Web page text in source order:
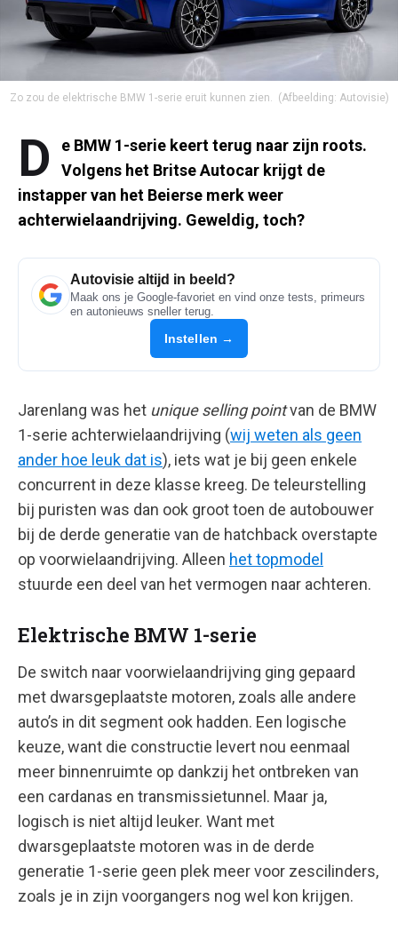
Zo zou de elektrische BMW 1-serie eruit kunnen zien. (Afbeelding: Autovisie)
D
e BMW 1-serie keert terug naar zijn roots.
Volgens het Britse Autocar krijgt de
instapper van het Beierse merk weer
achterwielaandrijving. Geweldig, toch?
Autovisie altijd in beeld?
Maak ons je Google-favoriet en vind onze tests, primeurs
en autonieuws sneller terug.
Instellen →
Jarenlang was het unique selling pointvan de BMW
1-serie achterwielaandrijving (wij weten als geen
ander hoe leuk dat is), iets wat je bij geen enkele
concurrent in deze klasse kreeg. De teleurstelling
bij puristen was dan ook groot toen de autobouwer
bij de derde generatie van de hatchback overstapte
op voorwielaandrijving. Alleen het topmodel
stuurde een deel van het vermogen naar achteren.
Elektrische BMW 1-serie
De switch naar voorwielaandrijving ging gepaard
met dwarsgeplaatste motoren, zoals alle andere
auto’s in dit segment ook hadden. Een logische
keuze, want die constructie levert nou eenmaal
meer binnenruimte op dankzij het ontbreken van
een cardanas en transmissietunnel. Maar ja,
logisch is niet altijd leuker. Want met
dwarsgeplaatste motoren was in de derde
generatie 1-serie geen plek meer voor zescilinders,
zoals je in zijn voorgangers nog wel kon krijgen.